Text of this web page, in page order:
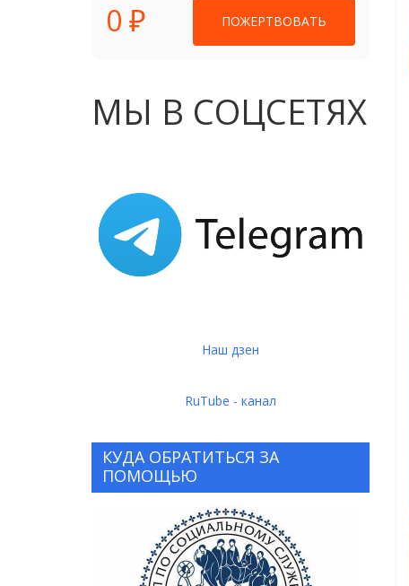
0 ₽ ПОЖЕРТВОВАТЬ
МЫ В СОЦСЕТЯХ
Наш дзен
RuTube - канал
КУДА ОБРАТИТЬСЯ ЗА
ПОМОЩЬЮ